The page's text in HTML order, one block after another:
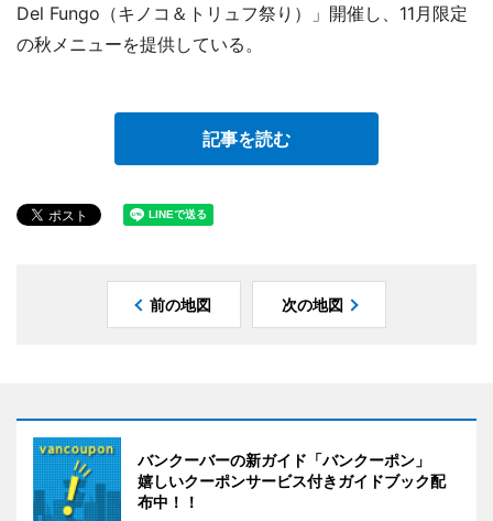
Del Fungo（キノコ＆トリュフ祭り）」開催し、11月限定
の秋メニューを提供している。
記事を読む
前の地図 次の地図
バンクーバーの新ガイド「バンクーポン」
嬉しいクーポンサービス付きガイドブック配
布中！！